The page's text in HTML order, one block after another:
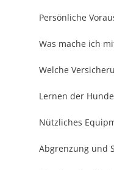
Persönliche
Was mache ich
Welche
Lernen der
Nützliches
Abgrenzung und